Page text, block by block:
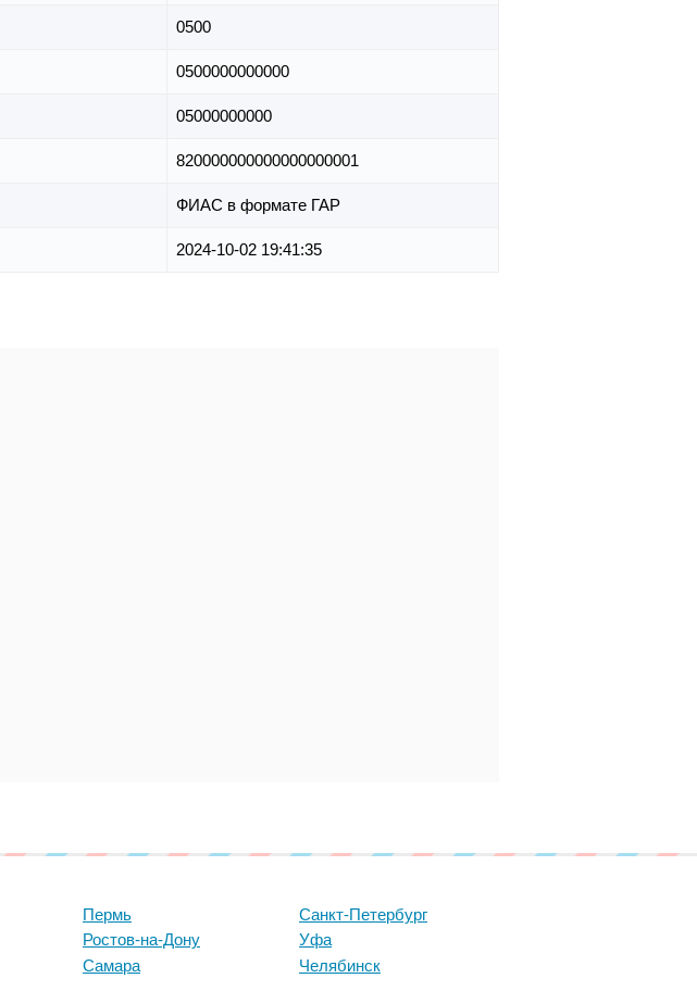
0500
0500000000000
05000000000
820000000000000000001
ФИАС в формате ГАР
2024-10-02 19:41:35
Пермь
Ростов-на-Дону
Самара
Санкт-Петербург
Уфа
Челябинск